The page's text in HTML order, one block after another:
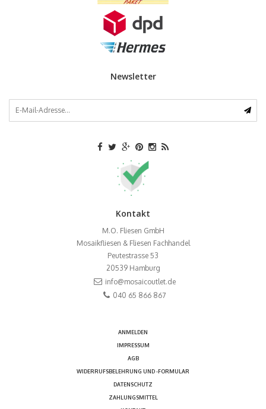
Newsletter
Kontakt
M.O. Fliesen GmbH
Mosaikfliesen & Fliesen Fachhandel
Peutestrasse 53
20539 Hamburg
info@mosaicoutlet.de
040 65 866 867
ANMELDEN
IMPRESSUM
AGB
WIDERRUFSBELEHRUNG UND -FORMULAR
DATENSCHUTZ
ZAHLUNGSMITTEL